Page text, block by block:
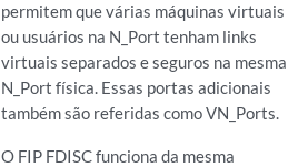
permitem que várias máquinas virtuais
ou usuários na N_Port tenham links
virtuais separados e seguros na mesma
N_Port física. Essas portas adicionais
também são referidas como VN_Ports.
O FIP FDISC funciona da mesma